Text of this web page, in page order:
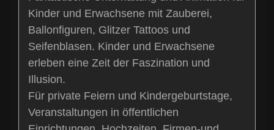
Kinder und Erwachsene mit Zauberei,
Ballonfiguren, Glitzer Tattoos und
Seifenblasen. Kinder und Erwachsene
erleben eine Zeit der Faszination und
Illusion.
Für private Feiern und Kindergeburtstage,
Veranstaltungen in öffentlichen